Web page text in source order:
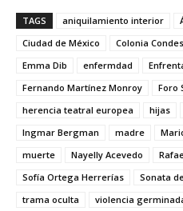
TAGS aniquilamiento interior
Ciudad de México
Colonia
Emma Dib
enfermdad
Fernando Martínez Monroy
Foro
herencia teatral europea
hijas
Ingmar Bergman
madre
muerte
Nayelly Acevedo
Sofía Ortega Herrerías
Sonata
trama oculta
violencia